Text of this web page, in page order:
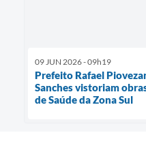
09 JUN 2026 - 09h19
Prefeito Rafael
Sanches vistoriam
de Saúde da Zona Sul